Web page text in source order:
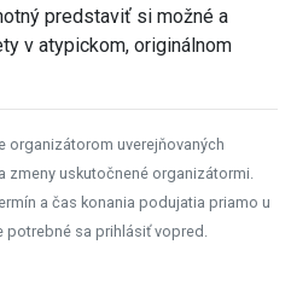
predstaviť si možné a
v atypickom, originálnom
organizátorom uverejňovaných
uskutočnené organizátormi.
a čas konania podujatia priamo u
potrebné sa prihlásiť vopred.